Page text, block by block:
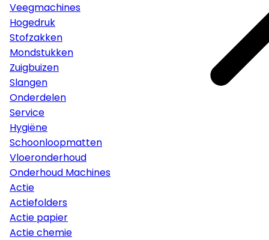
Veegmachines
Hogedruk
Stofzakken
Mondstukken
Zuigbuizen
Slangen
Onderdelen
Service
Hygiëne
Schoonloopmatten
Vloeronderhoud
Onderhoud Machines
Actie
Actiefolders
Actie papier
Actie chemie